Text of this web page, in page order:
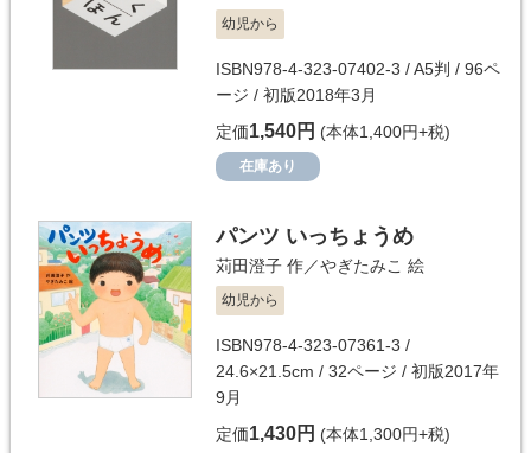
幼児から
ISBN978-4-323-07402-3 / A5判 / 96ペ
ージ / 初版2018年3月
定価1,540円 (本体1,400円+税)
在庫あり
パンツ いっちょうめ
苅田澄子 作／やぎたみこ 絵
幼児から
ISBN978-4-323-07361-3 /
24.6×21.5cm / 32ページ / 初版2017年
9月
定価1,430円 (本体1,300円+税)